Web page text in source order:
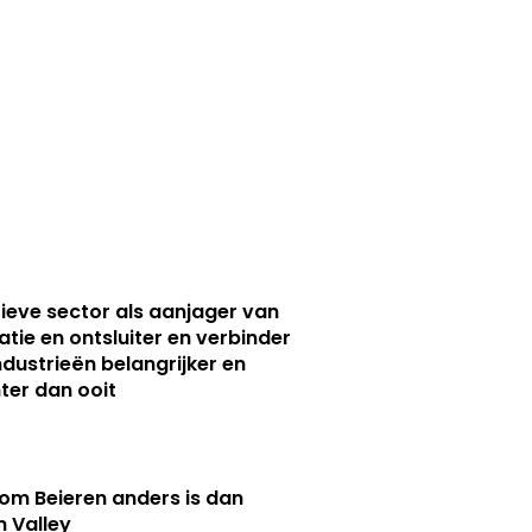
sector als aanjager van
en ontsluiter en verbinder
belangrijker en
dan ooit
Beieren anders is dan
Valley